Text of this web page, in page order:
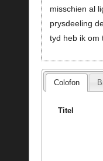
misschien al
prysdeeling
tyd heb ik om
Colofon
Titel